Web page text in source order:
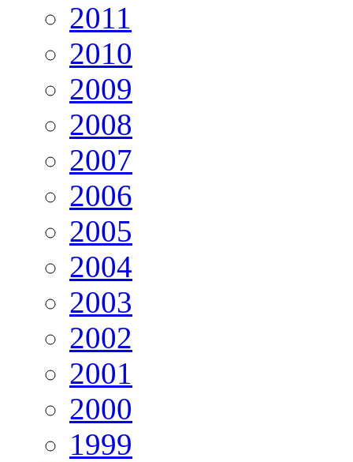
2011
2010
2009
2008
2007
2006
2005
2004
2003
2002
2001
2000
1999